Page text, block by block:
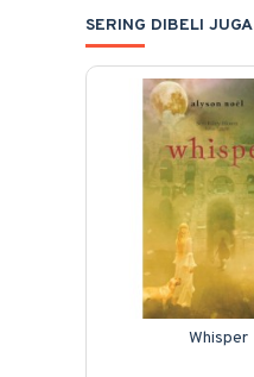
SERING DIBELI JUGA
Whisper